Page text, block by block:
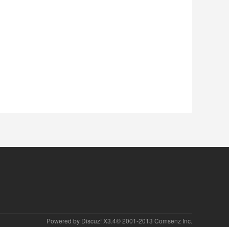
Powered by Discuz! X3.4© 2001-2013 Comsenz Inc.